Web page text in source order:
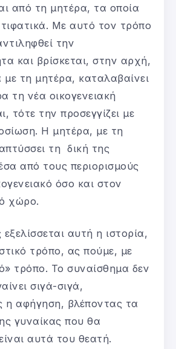
από τη μητέρα, τα οποία
Με αυτό τον τρόπο
την
και βρίσκεται, στην αρχή,
με τη μητέρα, καταλαβαίνει
τη νέα οικογενειακή
τότε την προσεγγίζει με
Η μητέρα, με τη
τη δική της
από τους περιορισμούς
όσο και στον
χώρο.
αυτή η ιστορία,
τρόπο, ας πούμε, με
τρόπο. Το συναίσθημα δεν
σιγά-σιγά,
αφήγηση, βλέποντας τα
γυναίκας που θα
αυτά του θεατή.